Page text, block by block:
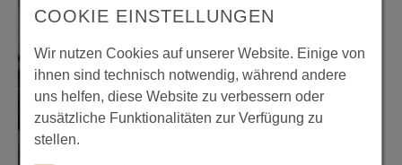
COOKIE EINSTELLUNGEN
Wir nutzen Cookies auf unserer Website. Einige von
ihnen sind technisch notwendig, während andere
uns helfen, diese Website zu verbessern oder
zusätzliche Funktionalitäten zur Verfügung zu
stellen.